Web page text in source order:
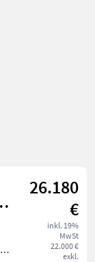
26.180
€
inkl. 19%
MwSt
22.000 €
exkl.